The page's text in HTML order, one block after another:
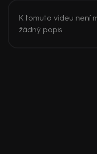
K tomuto videu není
žádný popis.